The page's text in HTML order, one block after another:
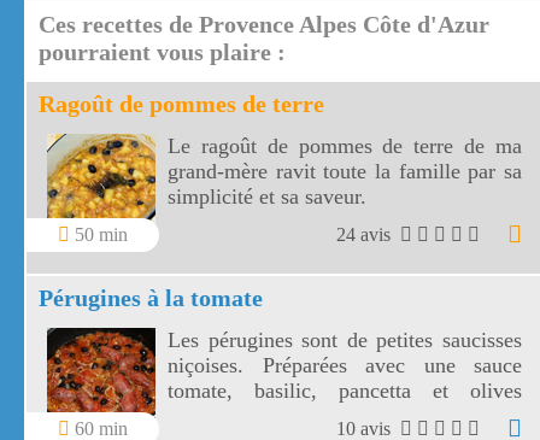
de Marseille.
Ces recettes de Provence Alpes Côte d'Azur
pourraient vous plaire :
Ragoût de pommes de terre
50 min
Le ragoût de pommes de terre de ma
grand-mère ravit toute la famille par sa
simplicité et sa saveur.
24 avis
Pérugines à la tomate
60 min
Les pérugines sont de petites saucisses
niçoises. Préparées avec une sauce
tomate, basilic, pancetta et olives
niçoises, vos pérugines vont
10 avis